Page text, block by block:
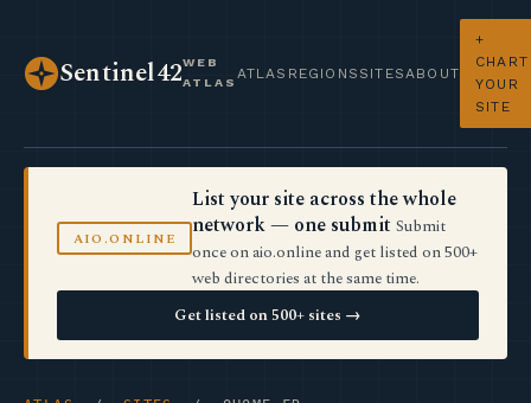
Sentinel42WEB
ATLAS
ATLAS REGIONS SITES ABOUT
+
CHART
YOUR
SITE
AIO.ONLINE
List your site across the whole
network — one submit Submit
once on aio.online and get listed on 500+
web directories at the same time.
Get listed on 500+ sites →